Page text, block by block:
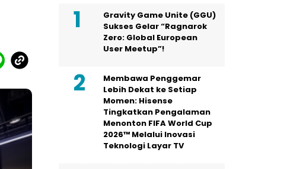
Gravity Game Unite (GGU)
Sukses Gelar “Ragnarok
Zero: Global European
User Meetup”!
Membawa Penggemar
Lebih Dekat ke Setiap
Momen: Hisense
Tingkatkan Pengalaman
Menonton FIFA World Cup
2026™ Melalui Inovasi
Teknologi Layar TV